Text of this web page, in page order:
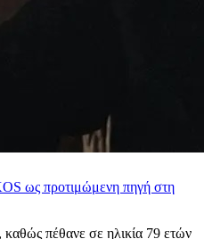
ως προτιμώμενη πηγή στη
πέθανε σε ηλικία 79 ετών